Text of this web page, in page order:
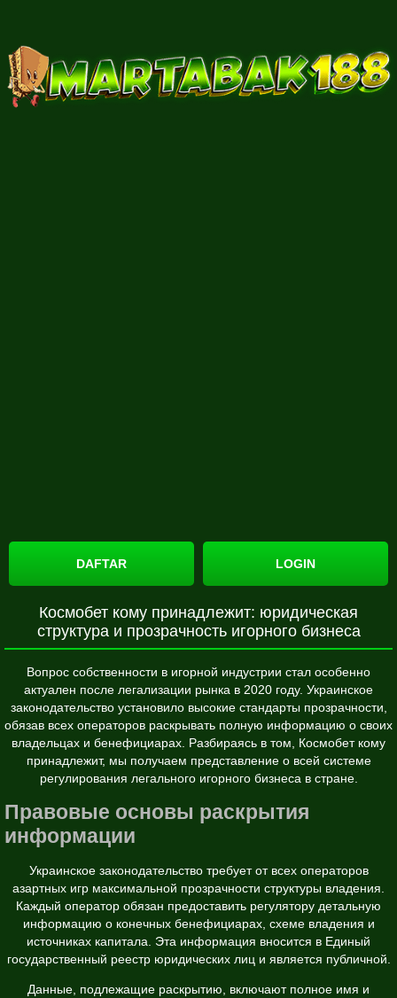
DAFTAR LOGIN
Космобет кому принадлежит: юридическая
структура и прозрачность игорного бизнеса
Вопрос собственности в игорной индустрии стал особенно
актуален после легализации рынка в 2020 году. Украинское
законодательство установило высокие стандарты прозрачности,
обязав всех операторов раскрывать полную информацию о своих
владельцах и бенефициарах. Разбираясь в том, Космобет кому
принадлежит, мы получаем представление о всей системе
регулирования легального игорного бизнеса в стране.
Правовые основы раскрытия
информации
Украинское законодательство требует от всех операторов
азартных игр максимальной прозрачности структуры владения.
Каждый оператор обязан предоставить регулятору детальную
информацию о конечных бенефициарах, схеме владения и
источниках капитала. Эта информация вносится в Единый
государственный реестр юридических лиц и является публичной.
Данные, подлежащие раскрытию, включают полное имя и